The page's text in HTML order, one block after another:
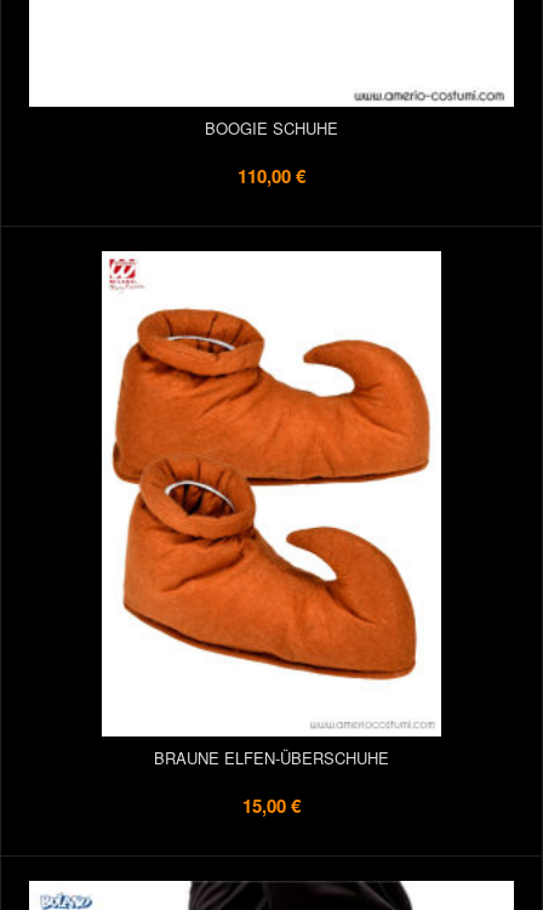
BOOGIE SCHUHE
110,00 €
BRAUNE ELFEN-ÜBERSCHUHE
15,00 €